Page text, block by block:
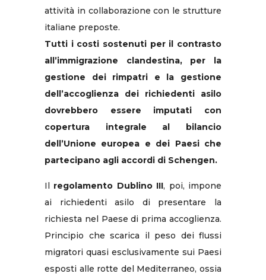
attività in collaborazione con le strutture
italiane preposte.
Tutti i costi sostenuti per il contrasto
all’immigrazione clandestina, per la
gestione dei rimpatri e la gestione
dell’accoglienza dei richiedenti asilo
dovrebbero essere imputati con
copertura integrale al bilancio
dell’Unione europea e dei Paesi che
partecipano agli accordi di Schengen.
Il regolamento Dublino III, poi, impone
ai richiedenti asilo di presentare la
richiesta nel Paese di prima accoglienza.
Principio che scarica il peso dei flussi
migratori quasi esclusivamente sui Paesi
esposti alle rotte del Mediterraneo, ossia